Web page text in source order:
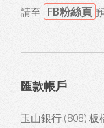
請至 FB粉絲頁
匯款帳戶
玉山銀行 (808) 板